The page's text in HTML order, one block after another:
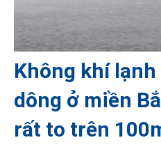
Không khí lạnh
dông ở miền
rất to trên